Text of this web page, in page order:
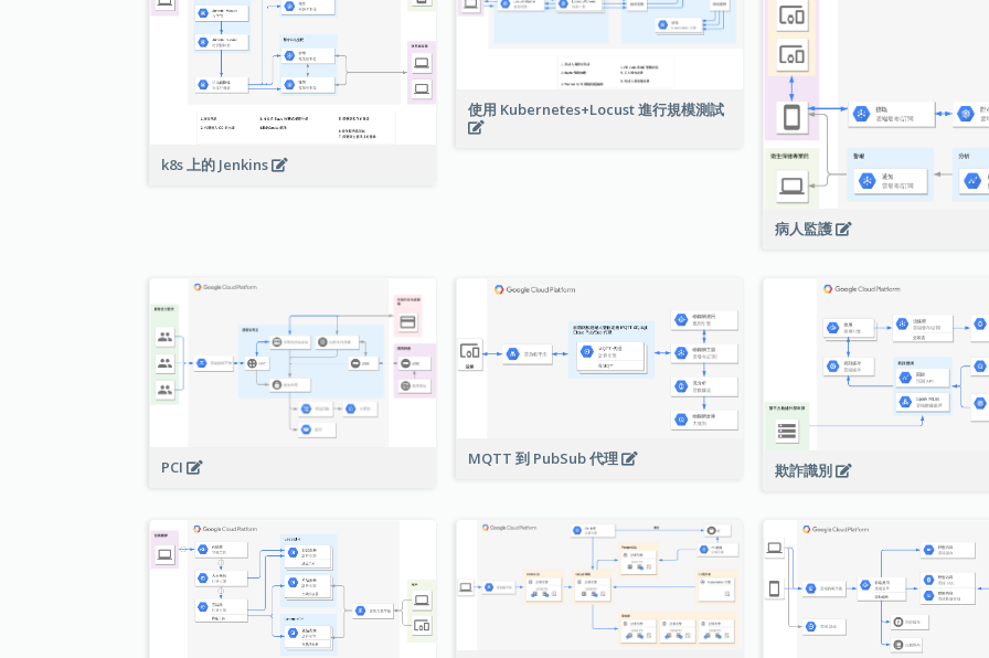
k8s 上的 Jenkins
使用 Kubernetes+Locust 進行規模測試
病人監護
PCI MQTT 到 PubSub 代理
欺詐識別